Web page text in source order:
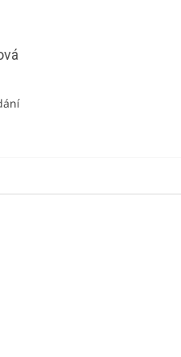
je 5 z 5 hvězdiček.